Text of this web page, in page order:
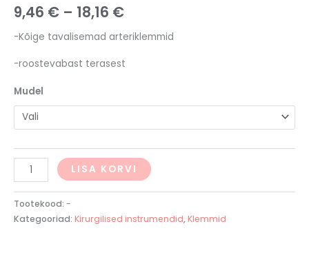
9,46 € – 18,16 €
-Kõige tavalisemad arteriklemmid
-roostevabast terasest
Mudel
LISA KORVI
Tootekood: -
Kategooriad: Kirurgilised instrumendid, Klemmid